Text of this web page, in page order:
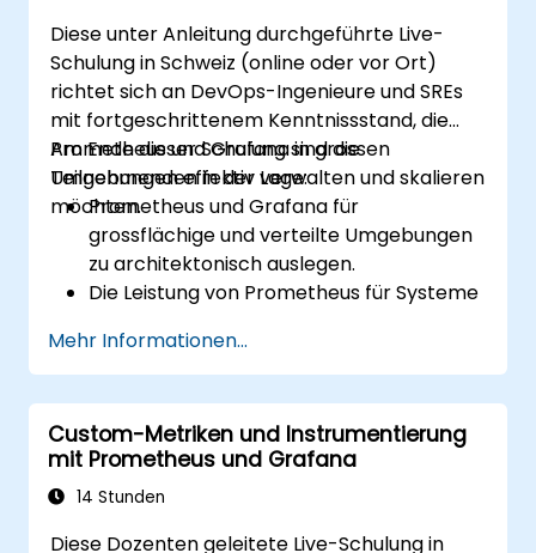
Grafana einzurichten.
Plugins zu installieren und zu verwalten,
um die Funktionalität von Grafana zu
erweitern.
Diese unter Anleitung durchgeführte Live-
Schulung in Schweiz (online oder vor Ort)
richtet sich an DevOps-Ingenieure und SREs
mit fortgeschrittenem Kenntnissstand, die
Prometheus und Grafana in grossen
Umgebungen effektiv verwalten und skalieren
möchten.
Am Ende dieser Schulung sind die
Teilnehmenden in der Lage:
Prometheus und Grafana für
grossflächige und verteilte Umgebungen
zu architektonisch auslegen.
Die Leistung von Prometheus für Systeme
Grafana für grosse Datenmengen und
komplexe Visualisierungen zu
konfigurieren.
Fortgeschrittene Strategien zur
Fehlerbehebung und Skalierbarkeit
umzusetzen.
Mehr Informationen...
Custom-Metriken und Instrumentierung
mit Prometheus und Grafana
14 Stunden
Diese Dozenten geleitete Live-Schulung in